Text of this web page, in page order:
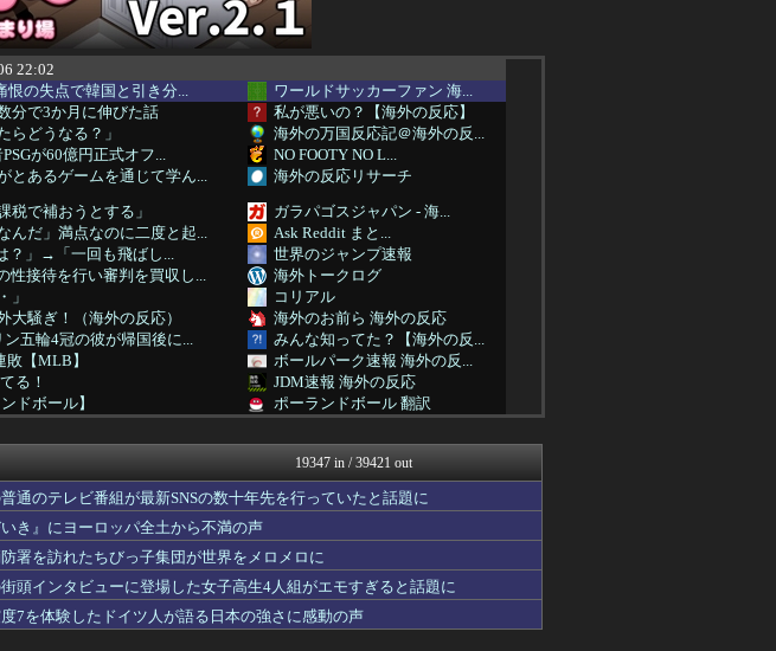
22:02
の失点で韓国と引き分...
ワールドサッカーファン 海...
分で3か月に伸びた話
私が悪いの？【海外の反応】
らどうなる？」
海外の万国反応記＠海外の反...
が60億円正式オフ...
NO FOOTY NO L...
とあるゲームを通じて学ん...
海外の反応リサーチ
で補おうとする」
ガラパゴスジャパン - 海...
んだ」満点なのに二度と起...
Ask Reddit まと...
？」→「一回も飛ばし...
世界のジャンプ速報
性接待を行い審判を買収し...
海外トークログ
」
コリアル
騒ぎ！（海外の反応）
海外のお前ら 海外の反応
五輪4冠の彼が帰国後に...
みんな知ってた？【海外の反...
【MLB】
ボールパーク速報 海外の反...
る！
JDM速報 海外の反応
ドボール】
ポーランドボール 翻訳
れくらいあるんだろうな ...
Red4 海外の反応まとめ
金」→「たいしたことない...
韓国ニュース反応まとめ
ニチカン！
予選でレフリーへの...
NO FOOTY NO L...
さかの6連敗、ドジ...
フロムOverSS
べた変わった食べ物に対す...
すらるど - 海外の反応
食事マナーが想像以上に厳...
世界の憂鬱 海外・韓国の反...
打者ホームラン...
わーすぽ 海外の反応
19347 in / 39421 out
通のテレビ番組が最新SNSの数十年先を行っていたと話題に
き』にヨーロッパ全土から不満の声
署を訪れたちびっ子集団が世界をメロメロに
頭インタビューに登場した女子高生4人組がエモすぎると話題に
7を体験したドイツ人が語る日本の強さに感動の声